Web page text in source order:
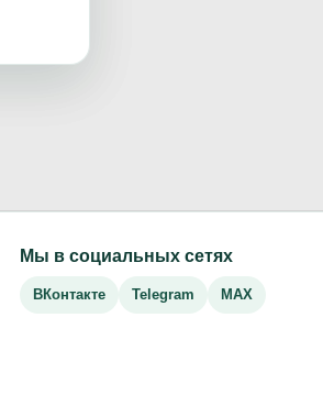
Мы в социальных сетях
ВКонтакте Telegram MAX